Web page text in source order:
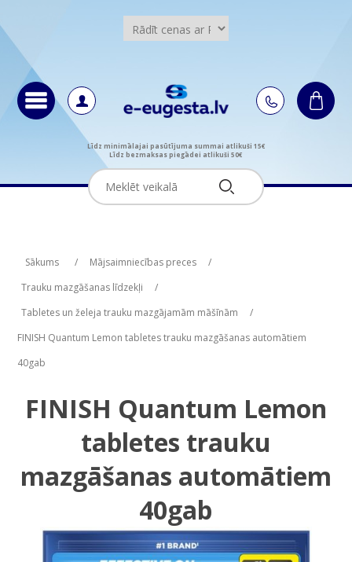
Līdz minimālajai pasūtījuma summai atlikuši 15€
Līdz bezmaksas piegādei atlikuši 50€
Sākums / Mājsaimniecības preces
/
Trauku mazgāšanas līdzekļi
/
Tabletes un želeja trauku mazgājamām māšīnām
/
FINISH Quantum Lemon tabletes trauku mazgāšanas automātiem
40gab
FINISH Quantum Lemon
tabletes trauku
mazgāšanas automātiem
40gab